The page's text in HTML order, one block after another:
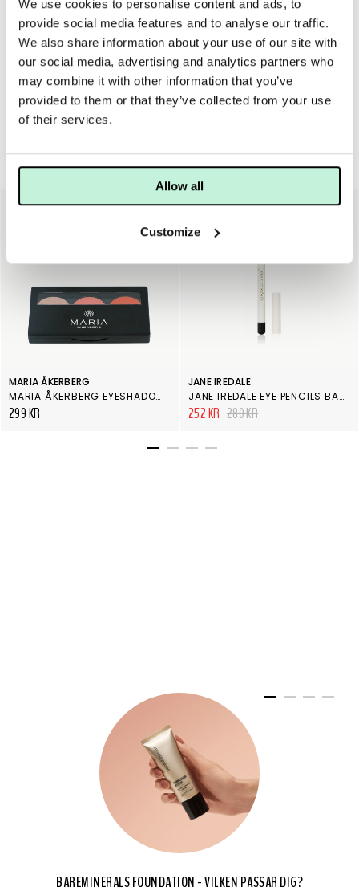
We use cookies to personalise content and ads, to
provide social media features and to analyse our traffic.
We also share information about your use of our site with
our social media, advertising and analytics partners who
may combine it with other information that you’ve
provided to them or that they’ve collected from your use
of their services.
Allow all
Customize
Applicera mascaran på ett öga i taget från roten till toppen
av fransen. Bygg upp intensitet medan formulan fortfarande
är fuktig. Det enda som behöves är varmt vatten för att
avlägsna mascaran.
Ögon & bryn
MARIA ÅKERBERG
MARIA ÅKERBERG EYESHADOW COLLECTION PEACH
299 KR
10%
JANE IREDALE
JANE IREDALE EYE PENCILS BASIC BLACK
252 KR 280 KR
BAREMINERALS FOUNDATION - VILKEN PASSAR DIG?